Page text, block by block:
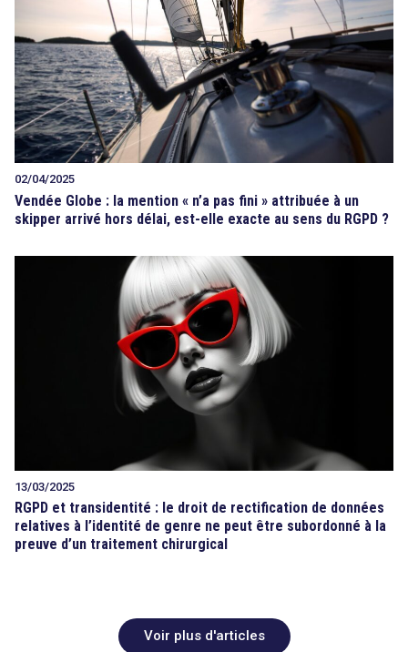
02/04/2025
Vendée Globe : la mention « n’a pas fini » attribuée à un
skipper arrivé hors délai, est-elle exacte au sens du RGPD ?
13/03/2025
RGPD et transidentité : le droit de rectification de données
relatives à l’identité de genre ne peut être subordonné à la
preuve d’un traitement chirurgical
Voir plus d'articles